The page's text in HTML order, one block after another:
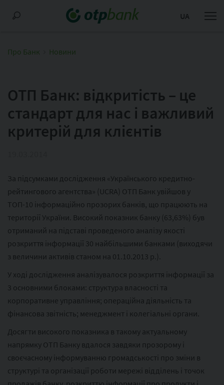
UA
Про Банк Новини
ОТП Банк: відкритість – це
стандарт для нас і важливий
критерій для клієнтів
За підсумками дослідження «Українського кредитно-
рейтингового агентства» (UCRA) ОТП Банк увійшов у
ТОП-10 інформаційно прозорих банків, що працюють на
території України. Високий показник банку (63,63%) був
отриманий на підставі проведеного аналізу якості
розкриття інформації 30 найбільшими банками (виходячи
з величини активів станом на 01.10.2013 р.).
У ході дослідження аналізувалося розкриття інформації за
3 основними блоками: структура власності та
корпоративне управління; операційна діяльність та
фінансова звітність; менеджмент і колегіальні органи.
Досягти високого показника в такому актуальному
напрямку ОТП Банку вдалося завдяки прозорому і
своєчасному інформуванню громадськості про зміни в
структурі та організації роботи мережі відділень і точок